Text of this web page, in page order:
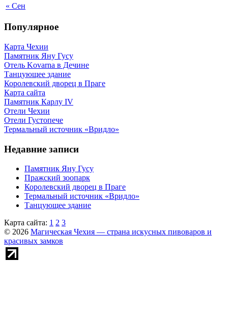
« Сен
Популярное
Карта Чехии
Памятник Яну Гусу
Отель Kovarna в Дечине
Танцующее здание
Королевский дворец в Праге
Карта сайта
Памятник Карлу IV
Отели Чехии
Отели Густопече
Термальный источник «Вридло»
Недавние записи
Памятник Яну Гусу
Пражский зоопарк
Королевский дворец в Праге
Термальный источник «Вридло»
Танцующее здание
Карта сайта: 1 2 3
© 2026 Магическая Чехия — страна искусных пивоваров и
красивых замков